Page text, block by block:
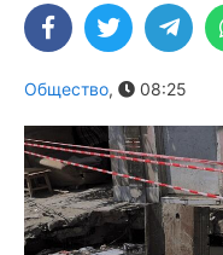
Общество, 08:25